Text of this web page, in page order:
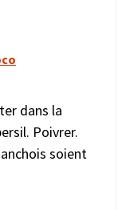
dans la
Poivrer.
soient